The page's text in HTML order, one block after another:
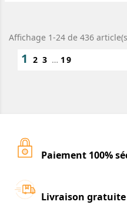
Affichage 1-24 de 436
1 2 3 … 19
Paiement 100%
Livraison gratuite